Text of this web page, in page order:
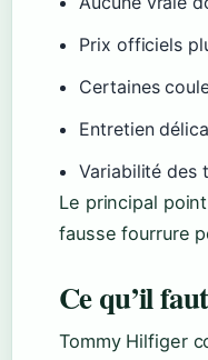
Prix officiels
Certaines
Entretien
Variabilité des
Le principal
fausse fourrure
Ce qu’il
Tommy Hilfiger